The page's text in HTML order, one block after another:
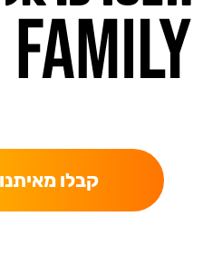
קבלו